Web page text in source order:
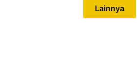
Lainnya